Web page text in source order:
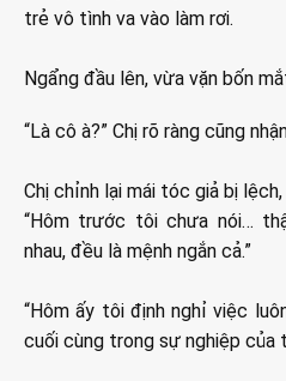
trẻ vô tình va vào làm rơi.
Ngẩng đầu lên, vừa vặn bốn
“Là cô à?” Chị rõ ràng cũng
Chị chỉnh lại mái tóc giả bị
“Hôm trước tôi chưa nói…
nhau, đều là mệnh ngắn cả.”
“Hôm ấy tôi định nghỉ việc
cuối cùng trong sự nghiệp của